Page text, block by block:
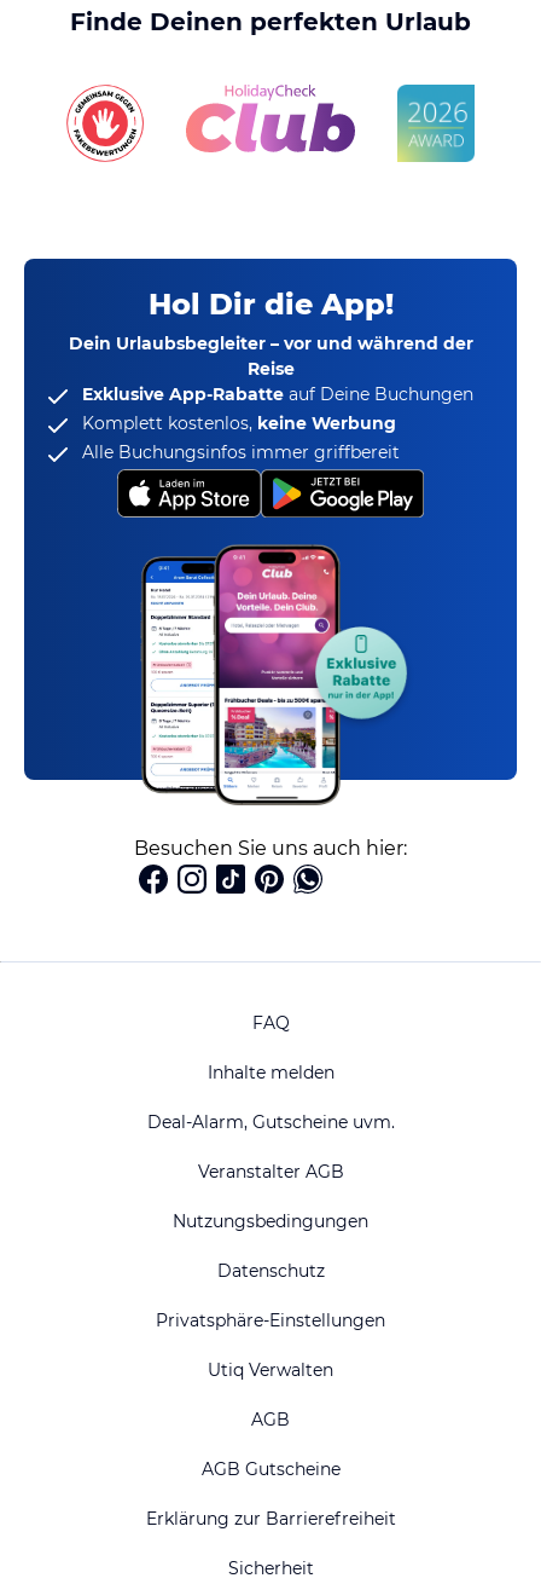
Finde Deinen perfekten Urlaub
Hol Dir die App!
Dein Urlaubsbegleiter – vor und während der
Reise
Exklusive App-Rabatte auf Deine Buchungen
Komplett kostenlos, keine Werbung
Alle Buchungsinfos immer griffbereit
Besuchen Sie uns auch hier:
FAQ
Inhalte melden
Deal-Alarm, Gutscheine uvm.
Veranstalter AGB
Nutzungsbedingungen
Datenschutz
Privatsphäre-Einstellungen
Utiq Verwalten
AGB
AGB Gutscheine
Erklärung zur Barrierefreiheit
Sicherheit